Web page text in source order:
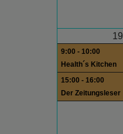
19
9:00 - 10:00
Health´s Kitchen
15:00 - 16:00
Der Zeitungsleser